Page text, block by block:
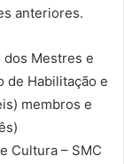
anteriores.
dos Mestres e
de Habilitação e
membros e
Cultura – SMC